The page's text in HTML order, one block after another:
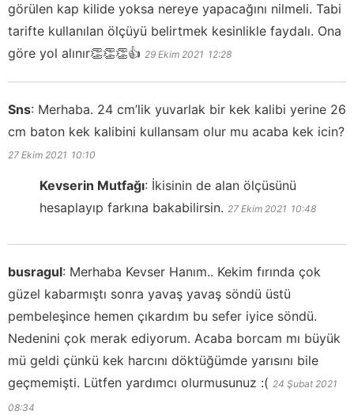
görülen kap kilide yoksa nereye yapacağını nilmeli. Tabi
tarifte kullanılan ölçüyü belirtmek kesinlikle faydalı. Ona
göre yol alınır👏👏👏👍 29 Ekim 2021 12:28
Sns: Merhaba. 24 cm’lik yuvarlak bir kek kalibi yerine 26
cm baton kek kalibini kullansam olur mu acaba kek icin?
27 Ekim 2021 10:10
Kevserin Mutfağı: İkisinin de alan ölçüsünü
hesaplayıp farkına bakabilirsin. 27 Ekim 2021 10:48
busragul: Merhaba Kevser Hanım.. Kekim fırında çok
güzel kabarmıştı sonra yavaş yavaş söndü üstü
pembeleşince hemen çıkardım bu sefer iyice söndü.
Nedenini çok merak ediyorum. Acaba borcam mı büyük
mü geldi çünkü kek harcını döktüğümde yarısını bile
geçmemişti. Lütfen yardımcı olurmusunuz :( 24 Şubat 2021
08:34